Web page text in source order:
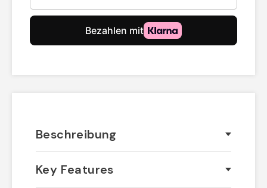
Beschreibung
Key Features